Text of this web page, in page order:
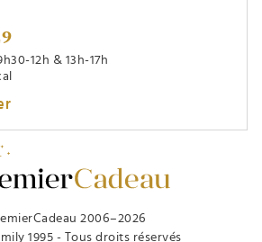
2006–2026
1995 - Tous droits réservés
12h & 13h-17h